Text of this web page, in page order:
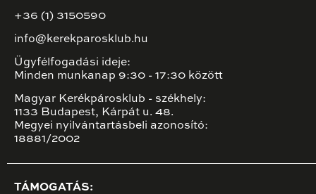
+36 (1) 3150590
info@kerekparosklub.hu
Ügyfélfogadási ideje:
Minden munkanap 9:30 - 17:30 között
Magyar Kerékpárosklub - székhely:
1133 Budapest, Kárpát u. 48.
Megyei nyilvántartásbeli azonosító:
18881/2002
TÁMOGATÁS: